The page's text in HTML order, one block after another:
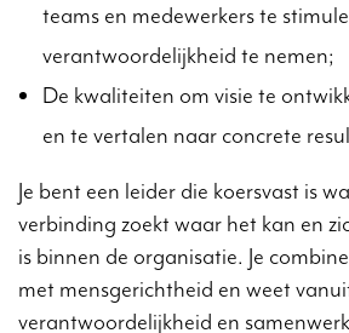
teams en medewerkers te
verantwoordelijkheid te nemen;
De kwaliteiten om visie te
en te vertalen naar concrete
Je bent een leider die koersvast is
verbinding zoekt waar het kan en
is binnen de organisatie. Je
met mensgerichtheid en weet
verantwoordelijkheid en